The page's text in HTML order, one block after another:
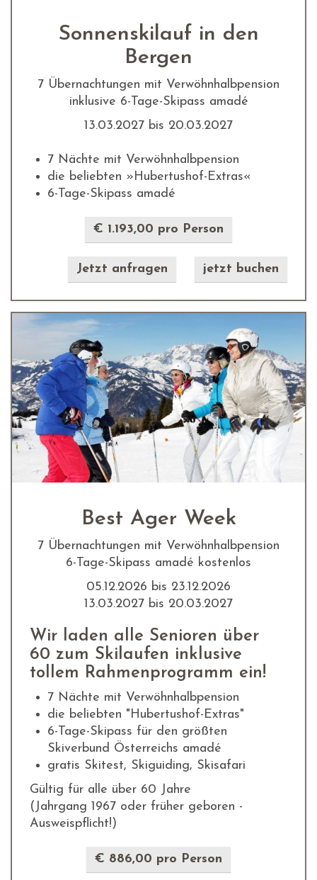
Sonnenskilauf in den
Bergen
7 Übernachtungen mit Verwöhnhalbpension
inklusive 6-Tage-Skipass amadé
13.03.2027 bis 20.03.2027
7 Nächte mit Verwöhnhalbpension
die beliebten »Hubertushof-Extras«
6-Tage-Skipass amadé
€ 1.193,00 pro Person
Jetzt anfragen jetzt buchen
Best Ager Week
7 Übernachtungen mit Verwöhnhalbpension
6-Tage-Skipass amadé kostenlos
05.12.2026 bis 23.12.2026
13.03.2027 bis 20.03.2027
Wir laden alle Senioren über
60 zum Skilaufen inklusive
tollem Rahmenprogramm ein!
7 Nächte mit Verwöhnhalbpension
die beliebten "Hubertushof-Extras"
6-Tage-Skipass für den größten
Skiverbund Österreichs amadé
gratis Skitest, Skiguiding, Skisafari
Gültig für alle über 60 Jahre
(Jahrgang 1967 oder früher geboren -
Ausweispflicht!)
€ 886,00 pro Person